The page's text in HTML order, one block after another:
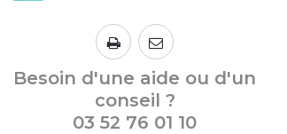
Besoin d'une aide ou d'un
conseil ?
03 52 76 01 10